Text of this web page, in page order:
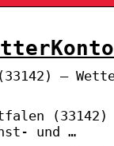
–
und …